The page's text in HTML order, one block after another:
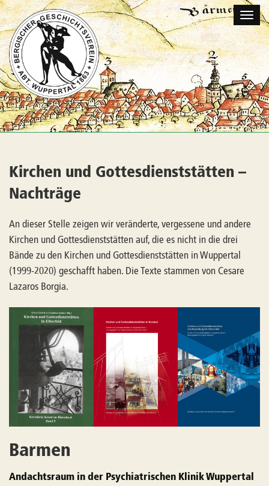
Kirchen und Gottesdienststätten –
Nachträge
An dieser Stelle zeigen wir veränderte, vergessene und andere
Kirchen und Gottesdienststätten auf, die es nicht in die drei
Bände zu den Kirchen und Gottesdienststätten in Wuppertal
(1999-2020) geschafft haben. Die Texte stammen von Cesare
Lazaros Borgia.
Barmen
Andachtsraum in der Psychiatrischen Klinik Wuppertal